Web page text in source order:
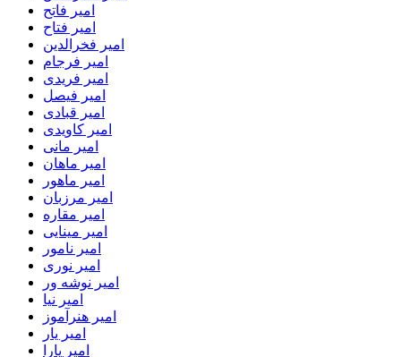
امیر فاتح
امیر فتاح
امیر فخرالدین
امیر فرجام
امیر فریدی
امیر فیصل
امیر قبادی
امیر کاویدی
امیر مانی
امیر ماهان
امیر ماهور
امیر مرزبان
امیر مقاره
امیر مینایی
امیر نامور
امیر نوری
امیر نوشه ور
امیر نیا
امیر هنرآموز
امیر یار
امیر یارا